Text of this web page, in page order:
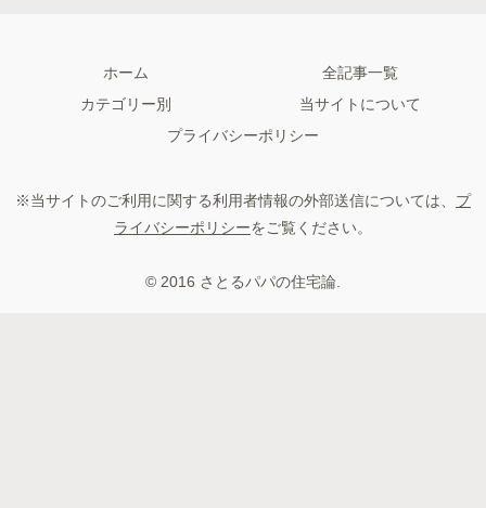
ホーム
全記事一覧
カテゴリー別
当サイトについて
プライバシーポリシー
※当サイトのご利用に関する利用者情報の外部送信については、 プ
ライバシーポリシーをご覧ください。
© 2016 さとるパパの住宅論.